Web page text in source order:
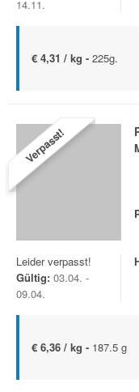
14.11.
€ 4,31 / kg - 225g.
Verpasst!
Leider verpasst!
Gültig: 03.04. -
09.04.
€ 6,36 / kg - 187.5 g